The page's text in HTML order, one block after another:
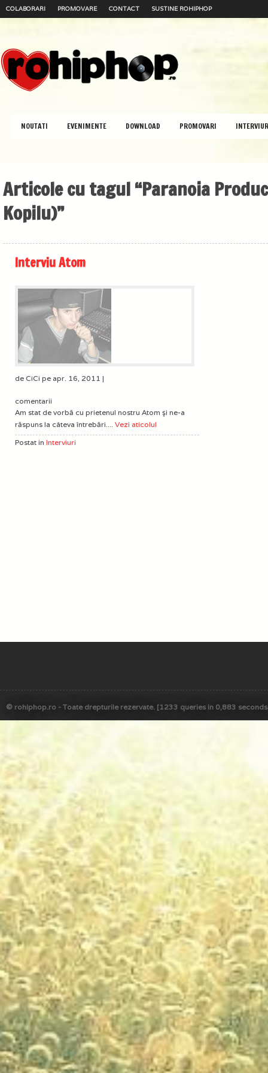
COLABORARI PROMOVARE CONTACT SUSTINE ROHIPHOP
NOUTATI EVENIMENTE DOWNLOAD PROMOVARI
Articole cu tagul “Paranoia
Kopilu)”
Interviu Atom
de CiCi pe apr. 16, 2011 |
comentarii
Am stat de vorbă cu prietenul nostru Atom şi ne-a
răspuns la câteva întrebări.... Vezi aticolul
Postat in Interviuri
© rohiphop.ro - Toate drepturile rezervate. [1233 queries in 0,883